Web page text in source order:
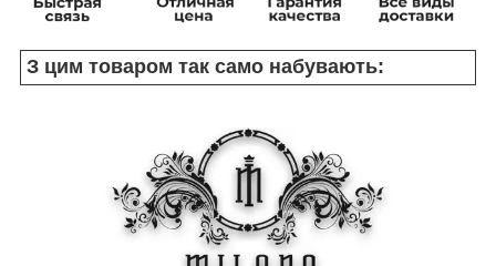
З цим товаром так само набувають: